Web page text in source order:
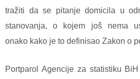
tražiti da se pitanje domicila u
stanovanja, o kojem još nema
onako kako je to definisao Zakon o
Portparol Agencije za statistiku